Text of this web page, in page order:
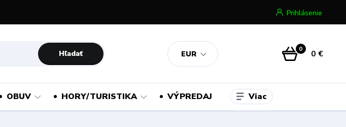
EUR
Prihlásenie
Hľadať 0 0 €
OBUV HORY/TURISTIKA VÝPREDAJ Viac